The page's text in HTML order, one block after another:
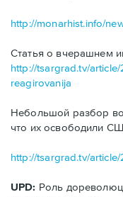
http://monarhist.info/
Статья о вчерашнем
http://tsargrad.tv/
reagirovanija
Небольшой разбор
что их освободили
http://tsargrad.tv/
UPD: Роль